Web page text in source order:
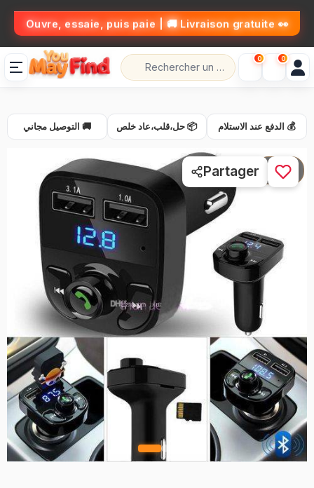
👀 Ouvre, essaie, puis paie | 🚚 Livraison gratuite
🚚 التوصيل مجاني 📦 حل،قلب،عاد خلص 💰 الدفع عند الاستلام
1 / 3
Partager
0 0